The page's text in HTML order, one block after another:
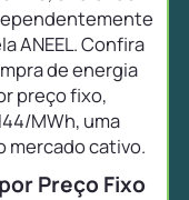
ANEEL. Confira
de energia
preço fixo,
MWh, uma
mercado cativo.
Preço Fixo